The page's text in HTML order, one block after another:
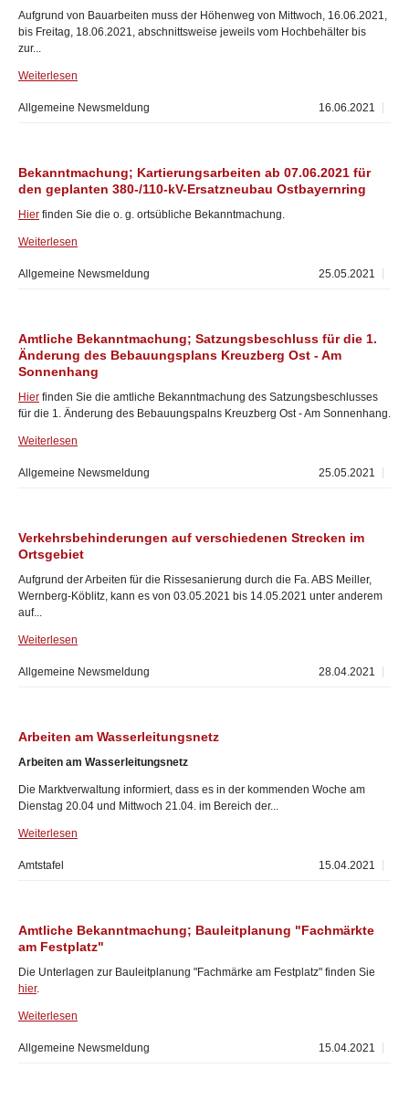
Aufgrund von Bauarbeiten muss der Höhenweg von Mittwoch, 16.06.2021,
bis Freitag, 18.06.2021, abschnittsweise jeweils vom Hochbehälter bis
zur...
Weiterlesen
16.06.2021
Allgemeine Newsmeldung
Bekanntmachung; Kartierungsarbeiten ab 07.06.2021 für
den geplanten 380-/110-kV-Ersatzneubau Ostbayernring
Hier finden Sie die o. g. ortsübliche Bekanntmachung.
Weiterlesen
25.05.2021
Allgemeine Newsmeldung
Amtliche Bekanntmachung; Satzungsbeschluss für die 1.
Änderung des Bebauungsplans Kreuzberg Ost - Am
Sonnenhang
Hier finden Sie die amtliche Bekanntmachung des Satzungsbeschlusses
für die 1. Änderung des Bebauungspalns Kreuzberg Ost - Am Sonnenhang.
Weiterlesen
25.05.2021
Allgemeine Newsmeldung
Verkehrsbehinderungen auf verschiedenen Strecken im
Ortsgebiet
Aufgrund der Arbeiten für die Rissesanierung durch die Fa. ABS Meiller,
Wernberg-Köblitz, kann es von 03.05.2021 bis 14.05.2021 unter anderem
auf...
Weiterlesen
28.04.2021
Allgemeine Newsmeldung
Arbeiten am Wasserleitungsnetz
Arbeiten am Wasserleitungsnetz
Die Marktverwaltung informiert, dass es in der kommenden Woche am
Dienstag 20.04 und Mittwoch 21.04. im Bereich der...
Weiterlesen
15.04.2021
Amtstafel
Amtliche Bekanntmachung; Bauleitplanung "Fachmärkte
am Festplatz"
Die Unterlagen zur Bauleitplanung "Fachmärke am Festplatz" finden Sie
hier.
Weiterlesen
15.04.2021
Allgemeine Newsmeldung